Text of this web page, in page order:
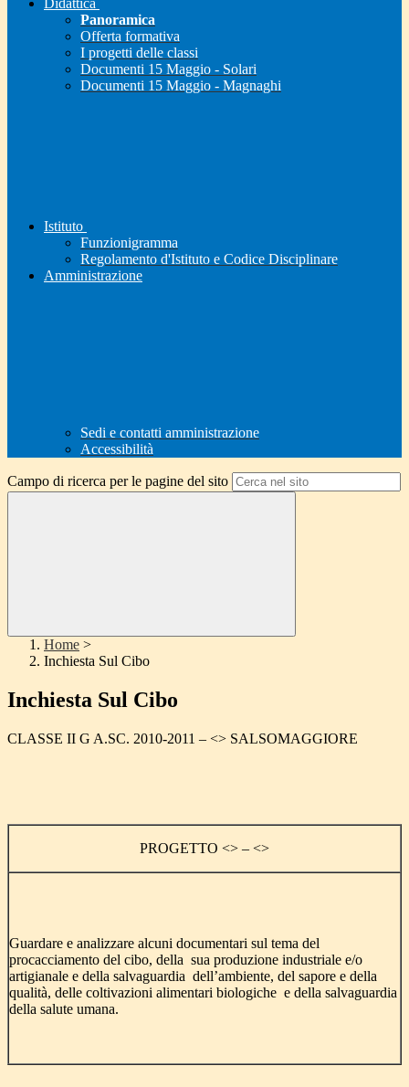
Didattica
Panoramica
Offerta formativa
I progetti delle classi
Documenti 15 Maggio - Solari
Documenti 15 Maggio - Magnaghi
Istituto
Funzionigramma
Regolamento d'Istituto e Codice Disciplinare
Amministrazione
Sedi e contatti amministrazione
Accessibilità
Campo di ricerca per le pagine del sito
Home >
Inchiesta Sul Cibo
Inchiesta Sul Cibo
CLASSE II G A.SC. 2010-2011 – <> SALSOMAGGIORE
PROGETTO <> – <>
Guardare e analizzare alcuni documentari sul tema del
procacciamento del cibo, della sua produzione industriale e/o
artigianale e della salvaguardia dell’ambiente, del sapore e della
qualità, delle coltivazioni alimentari biologiche e della salvaguardia
della salute umana.